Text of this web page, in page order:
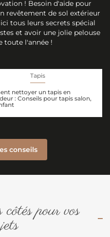
! Besoin d'aide pour
revêtement de sol extérieur
tous leurs secrets spécial
et avoir une jolie pelouse
toute l'année !
Tapis
nettoyer un tapis en
: Conseils pour tapis salon,
conseils
pour vos